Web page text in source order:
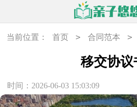
当前位置： 首页 > 合同范本 >
移交协议
时间：2026-06-03 15:03:09